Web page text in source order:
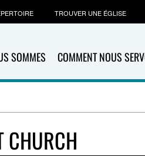
SOMMES COMMENT NOUS
TROUVER UNE ÉGLISE
CHURCH